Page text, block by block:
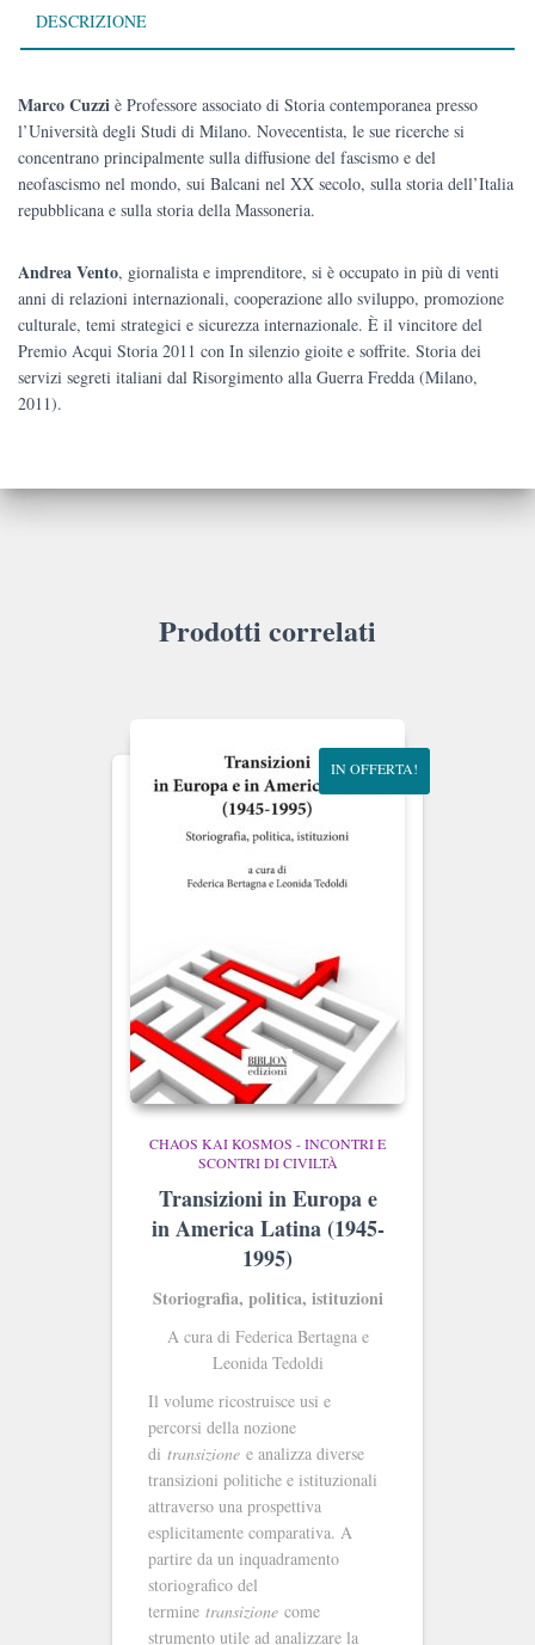
quantità
DESCRIZIONE
Marco Cuzzi è Professore associato di Storia contemporanea presso
l’Università degli Studi di Milano. Novecentista, le sue ricerche si
concentrano principalmente sulla diffusione del fascismo e del
neofascismo nel mondo, sui Balcani nel XX secolo, sulla storia dell’Italia
repubblicana e sulla storia della Massoneria.
Andrea Vento, giornalista e imprenditore, si è occupato in più di venti
anni di relazioni internazionali, cooperazione allo sviluppo, promozione
culturale, temi strategici e sicurezza internazionale. È il vincitore del
Premio Acqui Storia 2011 con In silenzio gioite e soffrite. Storia dei
servizi segreti italiani dal Risorgimento alla Guerra Fredda (Milano,
2011).
Prodotti correlati
IN OFFERTA!
CHAOS KAI KOSMOS - INCONTRI E
SCONTRI DI CIVILTÀ
Transizioni in Europa e
in America Latina (1945-
1995)
Storiografia, politica, istituzioni
A cura di Federica Bertagna e
Leonida Tedoldi
Il volume ricostruisce usi e
percorsi della nozione
di transizione e analizza diverse
transizioni politiche e istituzionali
attraverso una prospettiva
esplicitamente comparativa. A
partire da un inquadramento
storiografico del
termine transizione come
strumento utile ad analizzare la